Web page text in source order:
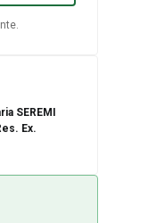
SEREMI
Ex.